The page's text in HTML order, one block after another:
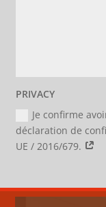
PRIVACY
Je confirme
déclaration de
UE / 2016/679.